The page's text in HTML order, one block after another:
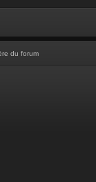
du forum